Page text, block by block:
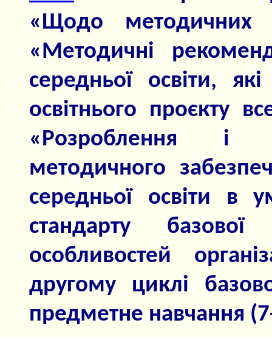
«Щодо
«Методичні
середньої освіти,
освітнього проєкту
«Розроблення і
методичного
середньої освіти в
стандарту
особливостей
другому циклі
предметне навчання